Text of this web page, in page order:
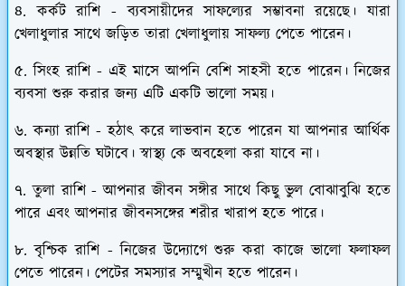
৪. কর্কট রাশি - ব্যবসায়ীদের সাফল্যের সম্ভাবনা রয়েছে। যারা
খেলাধুলার সাথে জড়িত তারা খেলাধুলায় সাফল্য পেতে পারেন।
৫. সিংহ রাশি - এই মাসে আপনি বেশি সাহসী হতে পারেন। নিজের
ব্যবসা শুরু করার জন্য এটি একটি ভালো সময়।
৬. কন্যা রাশি - হঠাৎ করে লাভবান হতে পারেন যা আপনার আর্থিক
অবস্থার উন্নতি ঘটাবে। স্বাস্থ্য কে অবহেলা করা যাবে না।
৭. তুলা রাশি - আপনার জীবন সঙ্গীর সাথে কিছু ভুল বোঝাবুঝি হতে
পারে এবং আপনার জীবনসঙ্গের শরীর খারাপ হতে পারে।
৮. বৃশ্চিক রাশি - নিজের উদ্যোগে শুরু করা কাজে ভালো ফলাফল
পেতে পারেন। পেটের সমস্যার সম্মুখীন হতে পারেন।